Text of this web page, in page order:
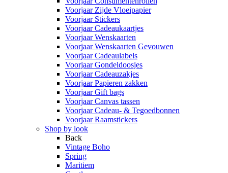
Voorjaar Zijde Vloeipapier
Voorjaar Stickers
Voorjaar Cadeaukaartjes
Voorjaar Wenskaarten
Voorjaar Wenskaarten Gevouwen
Voorjaar Cadeaulabels
Voorjaar Gondeldoosjes
Voorjaar Cadeauzakjes
Voorjaar Papieren zakken
Voorjaar Gift bags
Voorjaar Canvas tassen
Voorjaar Cadeau- & Tegoedbonnen
Voorjaar Raamstickers
Shop by look
Back
Vintage Boho
Spring
Maritiem